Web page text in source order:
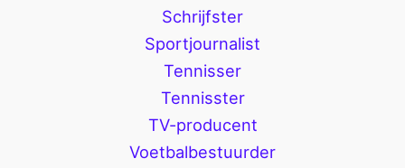
Schrijfster
Sportjournalist
Tennisser
Tennisster
TV-producent
Voetbalbestuurder